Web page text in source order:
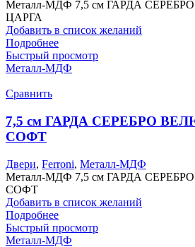
Металл-МДФ 7,5 см ГАРДА
ЦАРГА
Добавить в список желаний
Подробнее
Быстрый просмотр
Металл-МДФ
Сравнить
7,5 см ГАРДА СЕРЕБРО
СОФТ
Двери, Ferroni, Металл-МДФ
Металл-МДФ 7,5 см ГАРДА
СОФТ
Добавить в список желаний
Подробнее
Быстрый просмотр
Металл-МДФ